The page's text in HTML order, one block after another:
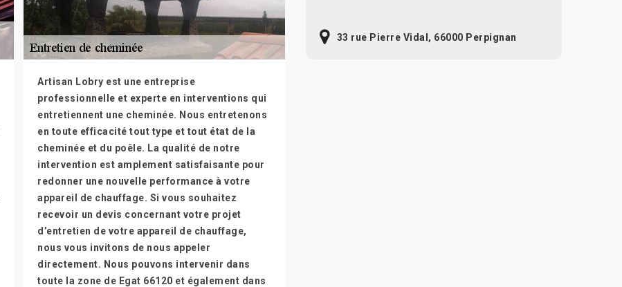
Artisan Lobry est une entreprise
professionnelle et experte en interventions qui
entretiennent une cheminée. Nous entretenons
en toute efficacité tout type et tout état de la
cheminée et du poêle. La qualité de notre
intervention est amplement satisfaisante pour
redonner une nouvelle performance à votre
appareil de chauffage. Si vous souhaitez
recevoir un devis concernant votre projet
d’entretien de votre appareil de chauffage,
nous vous invitons de nous appeler
directement. Nous pouvons intervenir dans
toute la zone de Egat 66120 et également dans
33 rue Pierre Vidal, 66000 Perpignan